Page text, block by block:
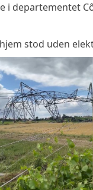
i departementet
stod uden